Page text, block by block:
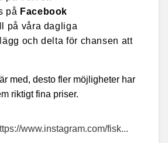
på Facebook
på våra dagliga
och delta för chansen att
med, desto fler möjligheter har
riktigt fina priser.
www.instagram.com/fisk...